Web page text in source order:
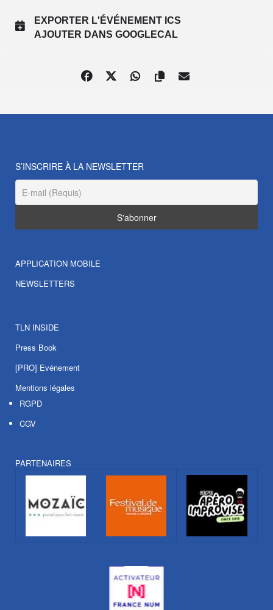
EXPORTER L'ÉVÉNEMENT ICS
AJOUTER DANS GOOGLECAL
S’INSCRIRE À LA NEWSLETTER
APPLICATION MOBILE
NEWSLETTERS
TLN INSIDE
Press Book
[PRO] Evénement
Mentions légales
RGPD
CGV
PARTENAIRES